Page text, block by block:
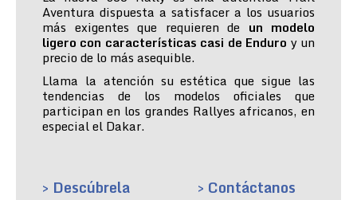
Aventura dispuesta a satisfacer a los usuarios
más exigentes que requieren de un modelo
ligero con características casi de Enduro y un
precio de lo más asequible.
Llama la atención su estética que sigue las
tendencias de los modelos oficiales que
participan en los grandes Rallyes africanos, en
especial el Dakar.
> Descúbrela > Contáctanos